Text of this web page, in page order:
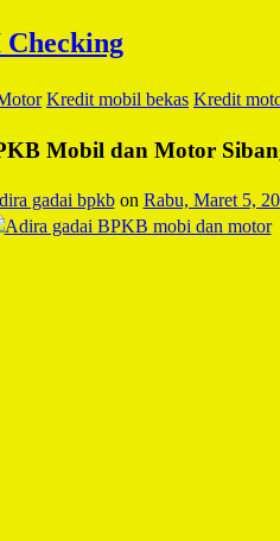
Kredit mobil bekas Kredit
Mobil dan Motor
gadai bpkb on Rabu, Maret 5,